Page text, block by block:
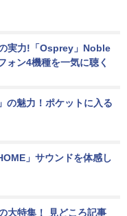
実力!「Osprey」Noble
ン4機種を一気に聴く
の魅力！ポケットに入る
」サウンドを体感し
大特集！ 見どころ記事